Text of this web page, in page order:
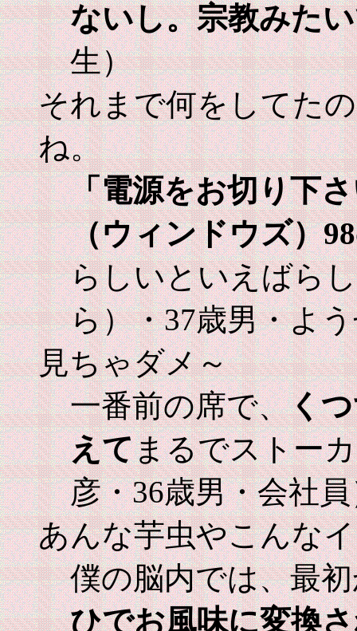
ないし。宗教みた
生）
それまで何をしてた
ね。
「電源をお切り下
（ウィンドウズ）
らしいといえばら
ら）・37歳男・よ
見ちゃダメ～
一番前の席で、く
えてまるでストー
彦・36歳男・会社
あんな芋虫やこんな
僕の脳内では、最
ひでお風味に変換